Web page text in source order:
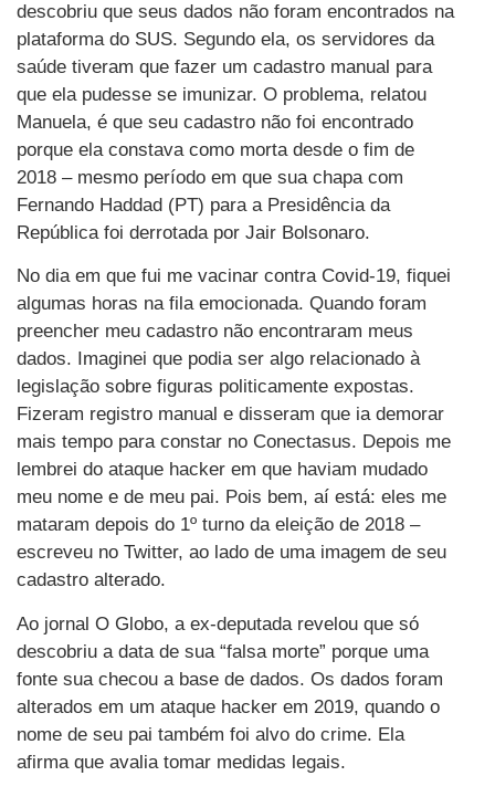
descobriu que seus dados não foram encontrados na
plataforma do SUS. Segundo ela, os servidores da
saúde tiveram que fazer um cadastro manual para
que ela pudesse se imunizar. O problema, relatou
Manuela, é que seu cadastro não foi encontrado
porque ela constava como morta desde o fim de
2018 – mesmo período em que sua chapa com
Fernando Haddad (PT) para a Presidência da
República foi derrotada por Jair Bolsonaro.
No dia em que fui me vacinar contra Covid-19, fiquei
algumas horas na fila emocionada. Quando foram
preencher meu cadastro não encontraram meus
dados. Imaginei que podia ser algo relacionado à
legislação sobre figuras politicamente expostas.
Fizeram registro manual e disseram que ia demorar
mais tempo para constar no Conectasus. Depois me
lembrei do ataque hacker em que haviam mudado
meu nome e de meu pai. Pois bem, aí está: eles me
mataram depois do 1º turno da eleição de 2018 –
escreveu no Twitter, ao lado de uma imagem de seu
cadastro alterado.
Ao jornal O Globo, a ex-deputada revelou que só
descobriu a data de sua “falsa morte” porque uma
fonte sua checou a base de dados. Os dados foram
alterados em um ataque hacker em 2019, quando o
nome de seu pai também foi alvo do crime. Ela
afirma que avalia tomar medidas legais.